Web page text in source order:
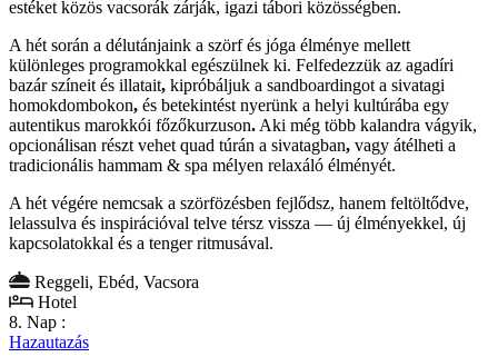
estéket közös vacsorák zárják, igazi tábori közösségben.
A hét során a délutánjaink a szörf és jóga élménye mellett
különleges programokkal egészülnek ki. Felfedezzük az agadíri
bazár színeit és illatait, kipróbáljuk a sandboardingot a sivatagi
homokdombokon, és betekintést nyerünk a helyi kultúrába egy
autentikus marokkói főzőkurzuson. Aki még több kalandra vágyik,
opcionálisan részt vehet quad túrán a sivatagban, vagy átélheti a
tradicionális hammam & spa mélyen relaxáló élményét.
A hét végére nemcsak a szörfözésben fejlődsz, hanem feltöltődve,
lelassulva és inspirációval telve térsz vissza — új élményekkel, új
kapcsolatokkal és a tenger ritmusával.
Reggeli, Ebéd, Vacsora
Hotel
8. Nap :
Hazautazás